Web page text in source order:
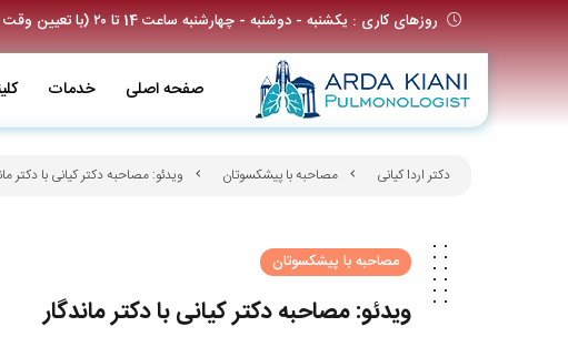
روزهای کاری : یکشنبه - دوشنبه - چهارشنبه ساعت 14 تا ۲۰ (با تعیین وقت قبلی)
صفحه اصلی خدمات
دکتر اردا کیانی مصاحبه با پیشکسوتان ویدئو: مصاحبه دکتر کیانی با دکتر
مصاحبه با پیشکسوتان
ویدئو: مصاحبه دکتر کیانی با دکتر ماندگار